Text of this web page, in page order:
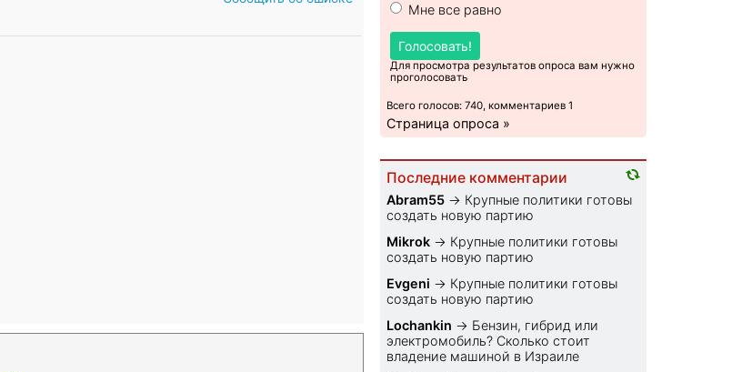
Мне все равно
Голосовать!
Для просмотра результатов опроса вам нужно
проголосовать
Всего голосов: 740, комментариев 1
Страница опроса »
Последние комментарии
Abram55 → Крупные политики готовы
создать новую партию
Mikrok → Крупные политики готовы
создать новую партию
Evgeni → Крупные политики готовы
создать новую партию
Lochankin → Бензин, гибрид или
электромобиль? Cколько стоит
владение машиной в Израиле